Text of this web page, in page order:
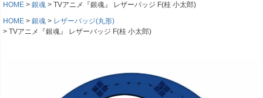
HOME 銀魂
TVアニメ『銀魂』 レザーバッジ F(桂 小太郎)
HOME
銀魂
レザーバッジ(丸形)
TVアニメ『銀魂』 レザーバッジ F(桂 小太郎)